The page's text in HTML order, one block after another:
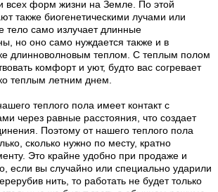
всех форм жизни на Земле. По этой
также биогенетическими лучами или
тело само излучает длинные
но оно само нуждается также и в
длинноволновым теплом. С теплым полом
комфорт и уют, будто вас согревает
теплым летним днем.
теплого пола имеет контакт с
через равные расстояния, что создает
Поэтому от нашего теплого пола
сколько нужно по месту, кратно
Это крайне удобно при продаже и
если вы случайно или специально ударили
нить, то работать не будет только